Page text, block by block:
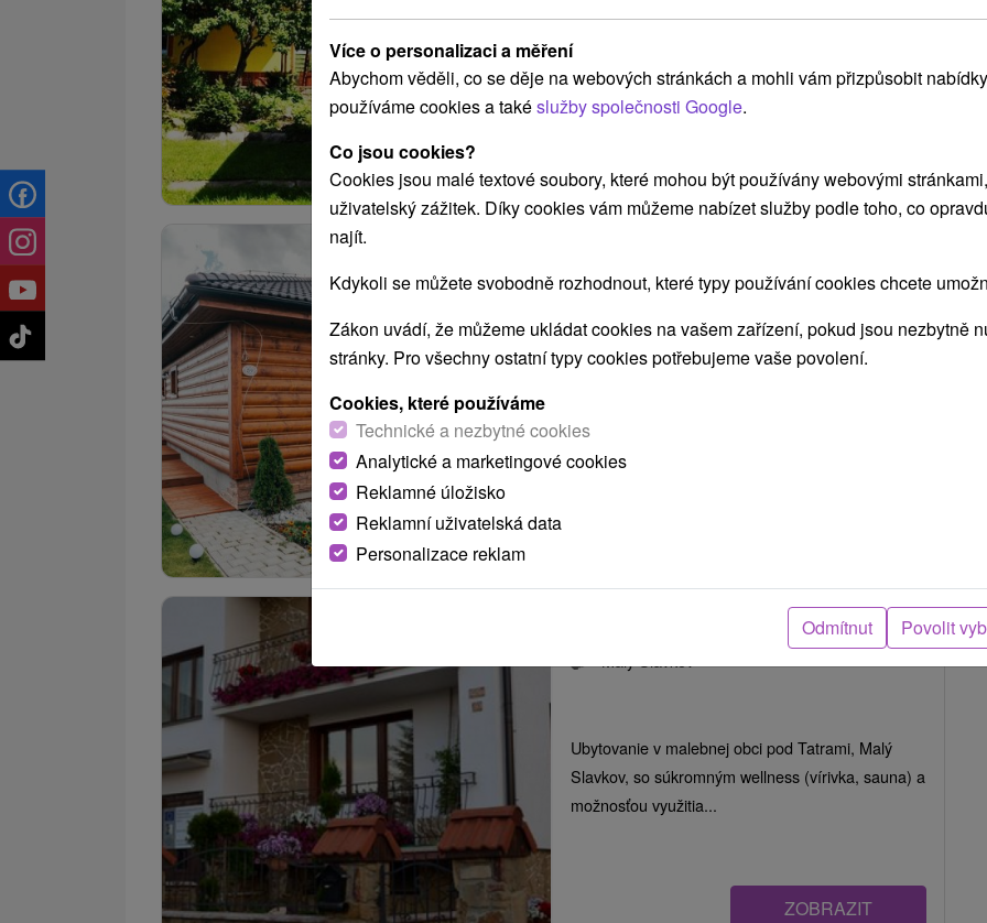
apartmánoch s kompletne...
Malý Slavkov
Malý Slavkov
Ubytovanie v malebnej obci pod Tatrami, Malý
Slavkov, so súkromným wellness (vírivka, sauna) a
možnosťou využitia...
ZOBRAZIT
Více o personalizaci a měření
Abychom věděli, co se děje na webových stránkách a mohli vám přizpůsobit
používáme cookies a takéslužby společnosti Google.
Co jsou cookies?
Cookies jsou malé textové soubory, které mohou být používány webovými
uživatelský zážitek. Díky cookies vám můžeme nabízet služby podle toho, co
najít.
Kdykoli se můžete svobodně rozhodnout, které typy používání cookies chcete
Zákon uvádí, že můžeme ukládat cookies na vašem zařízení, pokud jsou nezbytně
stránky. Pro všechny ostatní typy cookies potřebujeme vaše povolení.
Cookies, které používáme
Technické a nezbytné cookies
Analytické a marketingové cookies
Reklamné úložisko
Reklamní uživatelská data
Personalizace reklam
Odmítnut Povolit